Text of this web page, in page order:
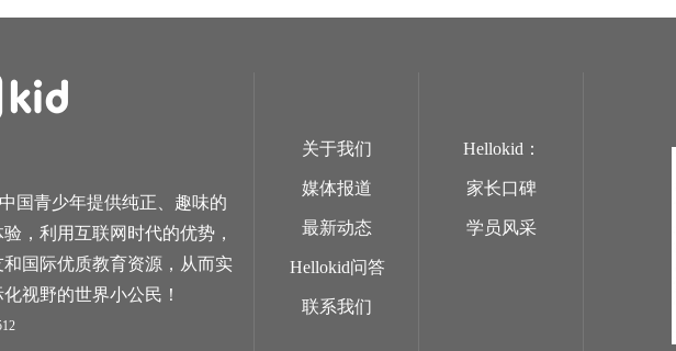
国青少年提供纯正、趣味的
，利用互联网时代的优势，
国际优质教育资源，从而实
视野的世界小公民！
关于我们
媒体报道
最新动态
Hellokid问答
联系我们
Hellokid：
家长口碑
学员风采